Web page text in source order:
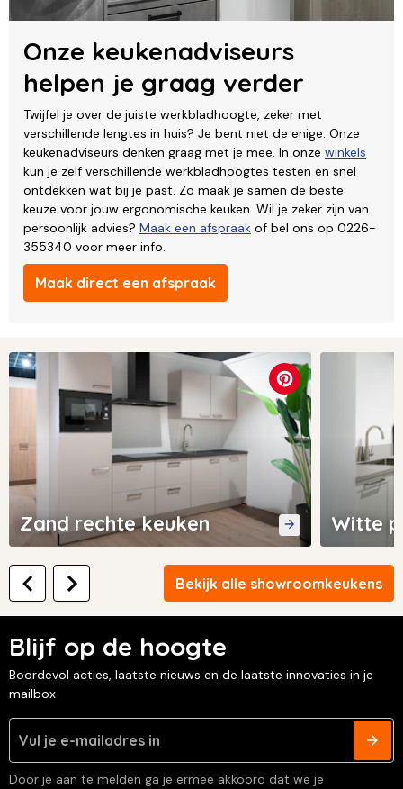
Onze keukenadviseurs
helpen je graag verder
Twijfel je over de juiste werkbladhoogte, zeker met
verschillende lengtes in huis? Je bent niet de enige. Onze
keukenadviseurs denken graag met je mee. In onze winkels
kun je zelf verschillende werkbladhoogtes testen en snel
ontdekken wat bij je past. Zo maak je samen de beste
keuze voor jouw ergonomische keuken. Wil je zeker zijn van
persoonlijk advies? Maak een afspraak of bel ons op 0226-
355340 voor meer info.
Maak direct een afspraak
Zand rechte keuken Witte
Bekijk alle showroomkeukens
Blijf op de hoogte
Boordevol acties, laatste nieuws en de laatste innovaties in je
mailbox
Door je aan te melden ga je ermee akkoord dat we je